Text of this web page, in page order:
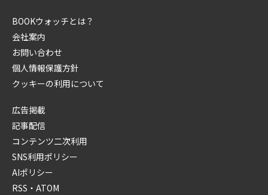
BOOKウォッチとは？
会社案内
お問い合わせ
個人情報保護方針
クッキーの利用について
広告掲載
記事配信
コンテンツ二次利用
SNS利用ポリシー
AIポリシー
RSS・ATOM